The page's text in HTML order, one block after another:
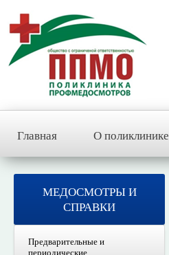
Главная О поликлинике
МЕДОСМОТРЫ И
СПРАВКИ
Предварительные и
периодические